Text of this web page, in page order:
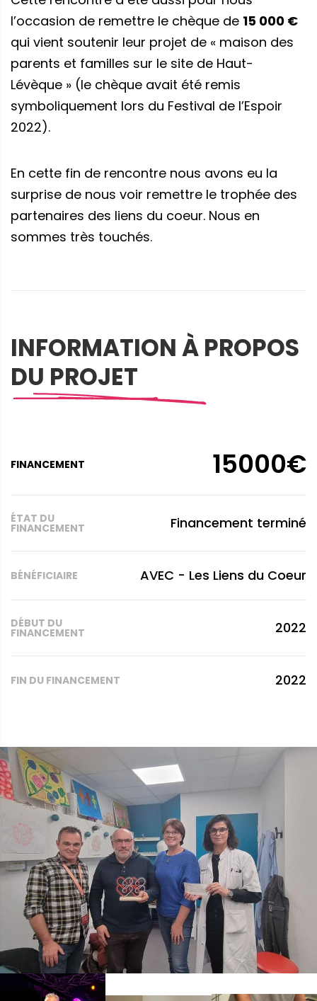
l’occasion de remettre le chèque de 15 000 €
qui vient soutenir leur projet de « maison des
parents et familles sur le site de Haut-
Lévèque » (le chèque avait été remis
symboliquement lors du Festival de l’Espoir
2022).
En cette fin de rencontre nous avons eu la
surprise de nous voir remettre le trophée des
partenaires des liens du coeur. Nous en
sommes très touchés.
INFORMATION À PROPOS
DU PROJET
FINANCEMENT 15000€
ÉTAT DU
FINANCEMENT Financement terminé
BÉNÉFICIAIRE AVEC - Les Liens du Coeur
DÉBUT DU
FINANCEMENT 2022
FIN DU FINANCEMENT 2022